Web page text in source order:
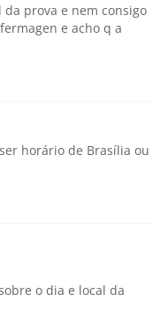
prova e nem consigo
e acho q a
horário de Brasília ou
o dia e local da